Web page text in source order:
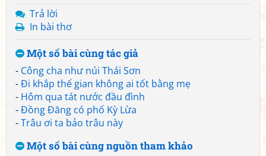
Trả lời
In bài thơ
Một số bài cùng tác giả
- Công cha như núi Thái Sơn
-Đi khắp thế gian không ai tốt bằng mẹ
- Hôm qua tát nước đầu đình
-Đồng Đăng có phố Kỳ Lừa
-Trâu ơi ta bảo trâu này
Một số bài cùng nguồn tham khảo